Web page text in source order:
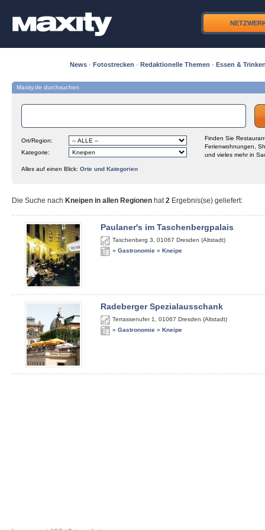
News · Fotostrecken · Redaktionelle Themen · Essen &
Maxity.de durchsuchen
Ort/Region:
Kategorie:
Finden Sie
Ferienwohnungen,
und vieles mehr in
Alles auf einen Blick: Orte und Kategorien
Die Suche nach Kneipen in allen Regionen hat2 Ergebnis(se) geliefert:
Paulaner's im Taschenbergpalais
Taschenberg 3 01067 Dresden (Altstadt)
» Gastronomie » Kneipe
Radeberger Spezialausschank
Terrassenufer 1 01067 Dresden (Altstadt)
» Gastronomie » Kneipe